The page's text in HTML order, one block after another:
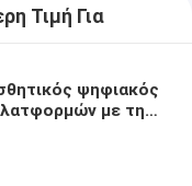
Τιμή Για
ψηφιακός
με τη